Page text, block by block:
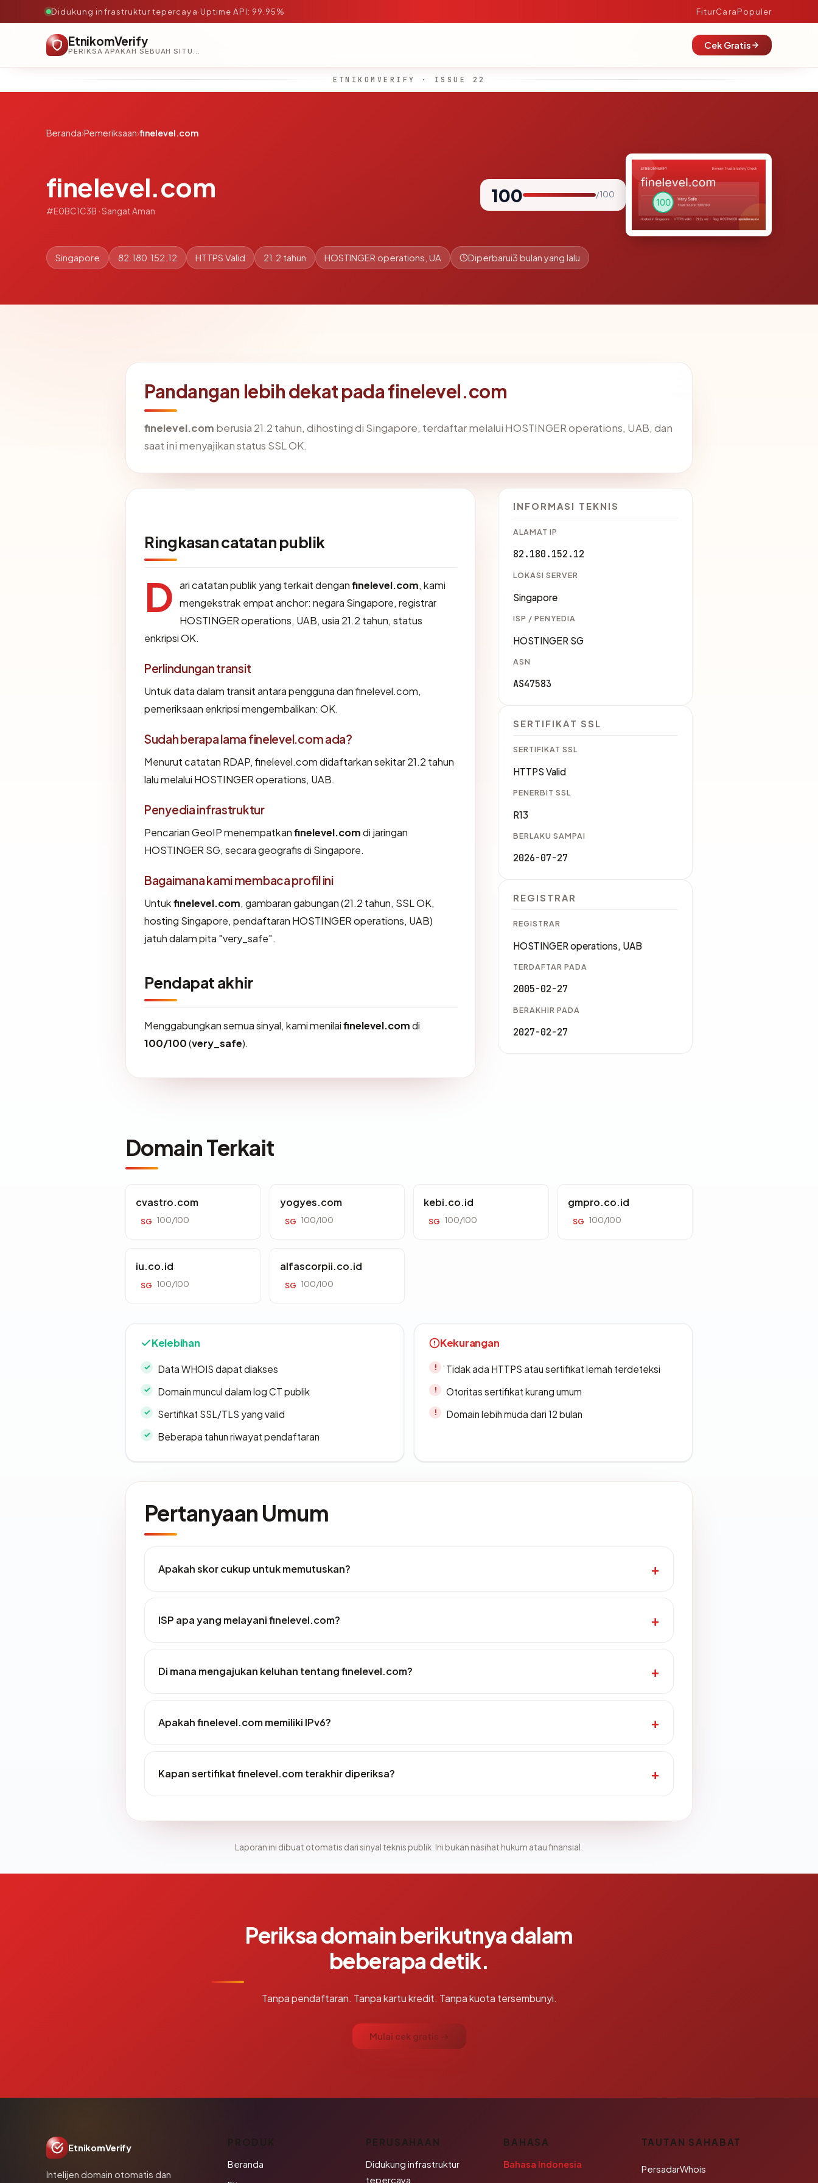
Didukung infrastruktur tepercaya·Uptime API: 99.95% FiturCaraPopuler
EtnikomVerify
PERIKSA APAKAH SEBUAH SITUS AMAN, TEPERCAYA, DAN TERVERIFIKASI DALAM HITUNGAN DETIK.
Cek Gratis
ETNIKOMVERIFY · ISSUE 22
Beranda›Pemeriksaan›finelevel.com
finelevel.com
#E0BC1C3B · Sangat Aman
100 / 100
Singapore 82.180.152.12 HTTPS Valid 21.2 tahun HOSTINGER operations, UA Diperbarui3 bulan yang lalu
Pandangan lebih dekat pada finelevel.com
finelevel.com berusia 21.2 tahun, dihosting di Singapore, terdaftar melalui HOSTINGER operations, UAB, dan
saat ini menyajikan status SSL OK.
Ringkasan catatan publik
D ari catatan publik yang terkait denganfinelevel.com, kami
mengekstrak empat anchor: negara Singapore, registrar
HOSTINGER operations, UAB, usia 21.2 tahun, status
enkripsi OK.
Perlindungan transit
Untuk data dalam transit antara pengguna dan finelevel.com,
pemeriksaan enkripsi mengembalikan: OK.
Sudah berapa lama finelevel.com ada?
Menurut catatan RDAP, finelevel.com didaftarkan sekitar 21.2 tahun
lalu melalui HOSTINGER operations, UAB.
Penyedia infrastruktur
Pencarian GeoIP menempatkanfinelevel.comdi jaringan
HOSTINGER SG, secara geografis di Singapore.
Bagaimana kami membaca profil ini
Untukfinelevel.com, gambaran gabungan (21.2 tahun, SSL OK,
hosting Singapore, pendaftaran HOSTINGER operations, UAB)
jatuh dalam pita "very_safe".
Pendapat akhir
Menggabungkan semua sinyal, kami menilaifinelevel.comdi
100/100(very_safe).
INFORMASI TEKNIS
ALAMAT IP
82.180.152.12
LOKASI SERVER
Singapore
ISP / PENYEDIA
HOSTINGER SG
ASN
AS47583
SERTIFIKAT SSL
SERTIFIKAT SSL
HTTPS Valid
PENERBIT SSL
R13
BERLAKU SAMPAI
2026-07-27
REGISTRAR
REGISTRAR
HOSTINGER operations, UAB
TERDAFTAR PADA
2005-02-27
BERAKHIR PADA
2027-02-27
Domain Terkait
cvastro.com
SG 100/100
yogyes.com
SG 100/100
kebi.co.id
SG 100/100
gmpro.co.id
SG 100/100
iu.co.id
SG 100/100
alfascorpii.co.id
SG 100/100
Kelebihan
Data WHOIS dapat diakses
Domain muncul dalam log CT publik
Sertifikat SSL/TLS yang valid
Beberapa tahun riwayat pendaftaran
Kekurangan
Tidak ada HTTPS atau sertifikat lemah terdeteksi
Otoritas sertifikat kurang umum
Domain lebih muda dari 12 bulan
Pertanyaan Umum
Apakah skor cukup untuk memutuskan?
ISP apa yang melayani finelevel.com?
Di mana mengajukan keluhan tentang finelevel.com?
Apakah finelevel.com memiliki IPv6?
Kapan sertifikat finelevel.com terakhir diperiksa?
Laporan ini dibuat otomatis dari sinyal teknis publik. Ini bukan nasihat hukum atau finansial.
Periksa domain berikutnya dalam
beberapa detik.
Tanpa pendaftaran. Tanpa kartu kredit. Tanpa kuota tersembunyi.
Mulai cek gratis →
EtnikomVerify
Intelijen domain otomatis dan
PRODUK
Beranda
PERUSAHAAN
Didukung infrastruktur
tepercaya
BAHASA
Bahasa Indonesia
TAUTAN SAHABAT
PersadarWhois